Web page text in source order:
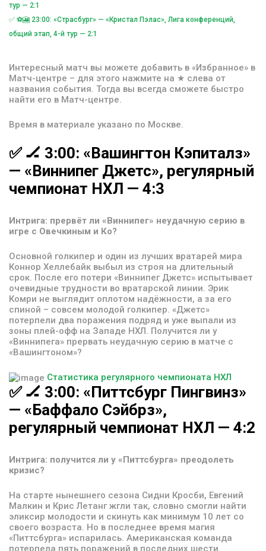
тур — 2:1
✅ ⚽️🎦 23:00: «Страсбург» — «Кристал Пэлас», Лига конференций,
общий этап, 4-й тур — 2:1
Интересный матч вы можете добавить в «Избранное» в
Матч-центре – для этого нажмите на ★ слева от
названия события. Тогда вы всегда сможете быстро
найти его в Матч-центре.
Время в материале указано по Москве.
✅ 🏒 3:00: «Вашингтон Кэпиталз»
— «Виннипег Джетс», регулярный
чемпионат НХЛ — 4:3
Интрига: прервёт ли «Виннипег» неудачную серию в
игре с Овечкиным и Ко?
Основной голкипер и один из лучших вратарей мира
Коннор Хеллебайк выбыл из строя на длительный
срок. После его потери «Виннипег Джетс» испытывает
очевидные трудности во вратарской линии. Эрик
Комри не выглядит оплотом надёжности, а за его
спиной – совсем молодой голкипер. «Джетс»
потерпели два поражения подряд и уже выпали из
зоны плей-офф на Западе НХЛ. Получится ли у
«Виннипега» прервать неудачную серию в матче с
«Вашингтоном»?
Статистика регулярного чемпионата НХЛ
✅ 🏒 3:00: «Питтсбург Пингвинз»
— «Баффало Сэйбрз»,
регулярный чемпионат НХЛ — 4:2
Интрига: получится ли у «Питтсбурга» преодолеть
кризис?
На старте нынешнего сезона Сидни Кросби, Евгений
Малкин и Крис Летанг жгли так, словно смогли найти
эликсир молодости и скинуть как минимум 10 лет со
своего возраста. Но в последнее время магия
«Питтсбурга» испарилась. Американская команда
потерпела пять поражений в последних шести